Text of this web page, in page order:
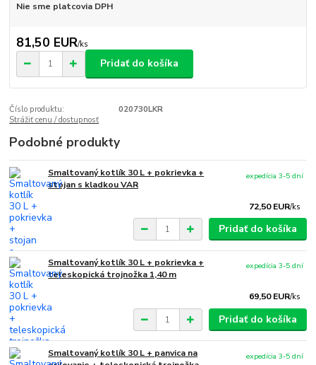
Nie sme platcovia DPH
81,50 EUR/ks
Pridať do košíka
Číslo produktu:
020730LKR
Strážiť cenu / dostupnosť
Podobné produkty
Smaltovaný kotlík 30 L + pokrievka +
stojan s kladkou VAR
72,50 EUR/ks
expedícia 3-5 dní
Pridať do košíka
Smaltovaný kotlík 30 L + pokrievka +
teleskopická trojnožka 1,40 m
69,50 EUR/ks
expedícia 3-5 dní
Pridať do košíka
Smaltovaný kotlík 30 L + panvica na
expedícia 3-5 dní